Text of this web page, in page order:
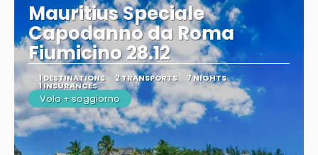
Mauritius Speciale
Capodanno da Roma
Fiumicino 28.12
1 DESTINATIONS 2 TRANSPORTS 7 NIGHTS
1 INSURANCES
Volo + soggiorno